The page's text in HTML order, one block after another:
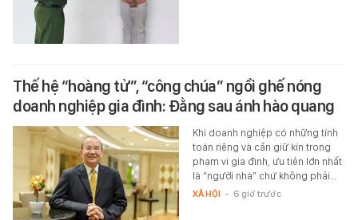
Thế hệ “hoàng tử”, “công chúa” ngồi ghế nóng
doanh nghiệp gia đình: Đằng sau ánh hào quang
Khi doanh nghiệp có những tính
toán riêng và cần giữ kín trong
phạm vi gia đình, ưu tiên lớn nhất
là “người nhà” chứ không phải…
XÃ HỘI - 6 giờ trước